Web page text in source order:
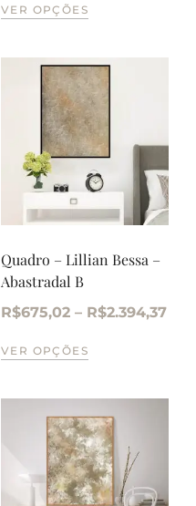
VER OPÇÕES
Quadro – Lillian Bessa –
Abastradal B
R$675,02 – R$2.394,37
VER OPÇÕES